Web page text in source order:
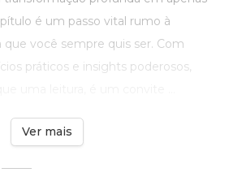
é um passo vital rumo à
que você sempre quis ser. Com
práticos e insights poderosos,
Ver mais